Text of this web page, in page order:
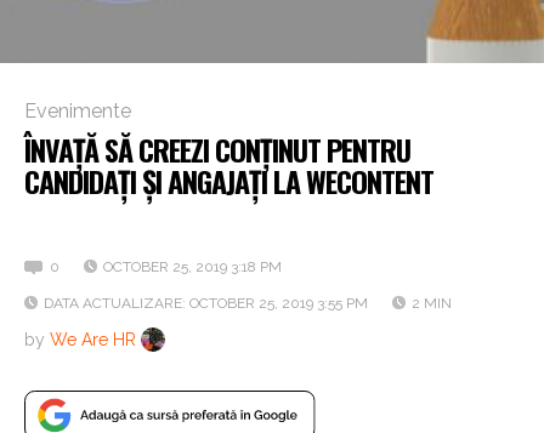
Evenimente
ÎNVAȚĂ SĂ CREEZI CONȚINUT PENTRU
CANDIDAȚI ȘI ANGAJAȚI LA WECONTENT
0 OCTOBER 25, 2019 3:18 PM
DATA ACTUALIZARE: OCTOBER 25, 2019 3:55 PM 2 MIN
by We Are HR